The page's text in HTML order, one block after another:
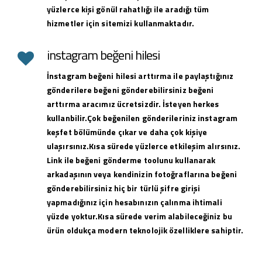
yüzlerce kişi gönül rahatlığı ile aradığı tüm
hizmetler için sitemizi kullanmaktadır.
instagram beğeni hilesi
İnstagram beğeni hilesi arttırma ile paylaştığınız
gönderilere beğeni gönderebilirsiniz beğeni
arttırma aracımız ücretsizdir. İsteyen herkes
kullanbilir.Çok beğenilen gönderileriniz instagram
keşfet bölümünde çıkar ve daha çok kişiye
ulaşırsınız.Kısa sürede yüzlerce etkileşim alırsınız.
Link ile beğeni gönderme toolunu kullanarak
arkadaşının veya kendinizin fotoğraflarına beğeni
gönderebilirsiniz hiç bir türlü şifre girişi
yapmadığınız için hesabınızın çalınma ihtimali
yüzde yoktur.Kısa sürede verim alabileceğiniz bu
ürün oldukça modern teknolojik özelliklere sahiptir.